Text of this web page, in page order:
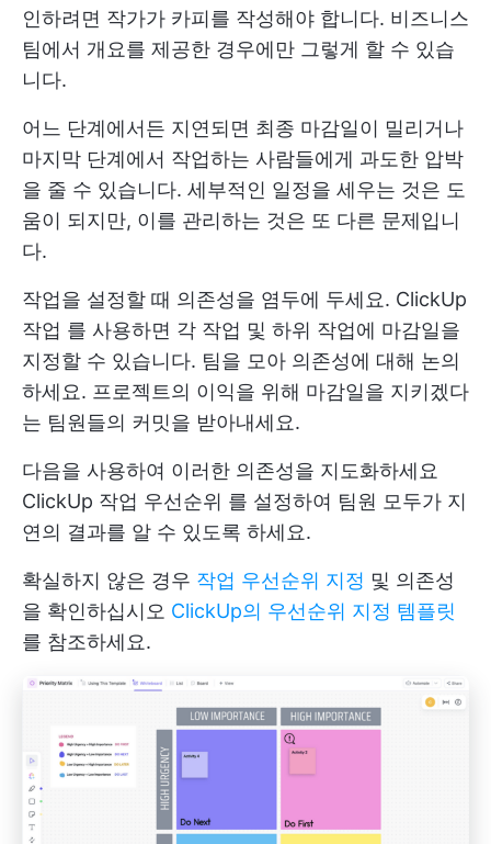
인하려면 작가가 카피를 작성해야 합니다. 비즈니스
팀에서 개요를 제공한 경우에만 그렇게 할 수 있습
니다.
어느 단계에서든 지연되면 최종 마감일이 밀리거나
마지막 단계에서 작업하는 사람들에게 과도한 압박
을 줄 수 있습니다. 세부적인 일정을 세우는 것은 도
움이 되지만, 이를 관리하는 것은 또 다른 문제입니
다.
작업을 설정할 때 의존성을 염두에 두세요. ClickUp
작업 를 사용하면 각 작업 및 하위 작업에 마감일을
지정할 수 있습니다. 팀을 모아 의존성에 대해 논의
하세요. 프로젝트의 이익을 위해 마감일을 지키겠다
는 팀원들의 커밋을 받아내세요.
다음을 사용하여 이러한 의존성을 지도화하세요
ClickUp 작업 우선순위 를 설정하여 팀원 모두가 지
연의 결과를 알 수 있도록 하세요.
확실하지 않은 경우 작업 우선순위 지정 및 의존성
을 확인하십시오 ClickUp의 우선순위 지정 템플릿
를 참조하세요.